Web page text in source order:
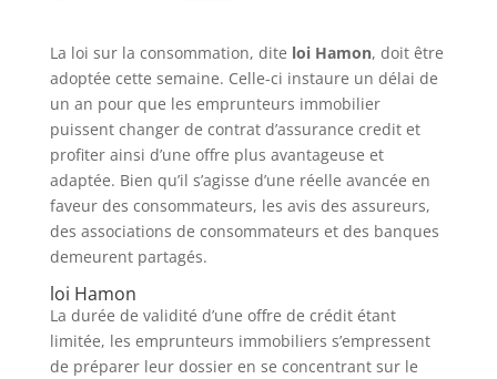
La loi sur la consommation, dite loi Hamon, doit être
adoptée cette semaine. Celle-ci instaure un délai de
un an pour que les emprunteurs immobilier
puissent changer de contrat d’assurance credit et
profiter ainsi d’une offre plus avantageuse et
adaptée. Bien qu’il s’agisse d’une réelle avancée en
faveur des consommateurs, les avis des assureurs,
des associations de consommateurs et des banques
demeurent partagés.
loi Hamon
La durée de validité d’une offre de crédit étant
limitée, les emprunteurs immobiliers s’empressent
de préparer leur dossier en se concentrant sur le